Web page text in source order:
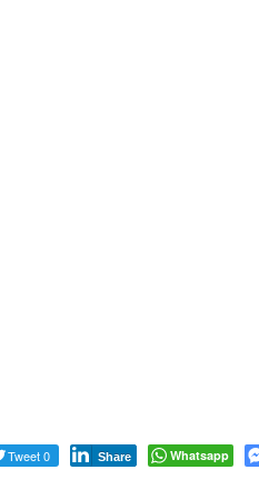
Tweet 0 Share Whatsapp